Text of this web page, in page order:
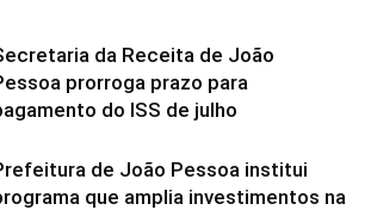
da Receita de João
prorroga prazo para
do ISS de julho
de João Pessoa institui
que amplia investimentos na